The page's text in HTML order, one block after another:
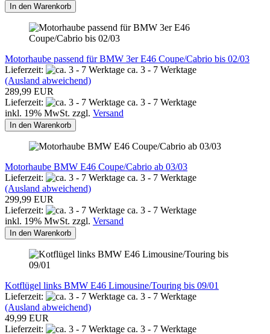
In den Warenkorb
Motorhaube passend für BMW 3er E46 Coupe/Cabrio bis 02/03
Lieferzeit:
ca. 3 - 7 Werktage
(Ausland abweichend)
289,99 EUR
Lieferzeit:
ca. 3 - 7 Werktage
inkl. 19% MwSt. zzgl. Versand
In den Warenkorb
Motorhaube BMW E46 Coupe/Cabrio ab 03/03
Lieferzeit:
ca. 3 - 7 Werktage
(Ausland abweichend)
299,99 EUR
Lieferzeit:
ca. 3 - 7 Werktage
inkl. 19% MwSt. zzgl. Versand
In den Warenkorb
Kotflügel links BMW E46 Limousine/Touring bis 09/01
Lieferzeit:
ca. 3 - 7 Werktage
(Ausland abweichend)
49,99 EUR
Lieferzeit:
ca. 3 - 7 Werktage